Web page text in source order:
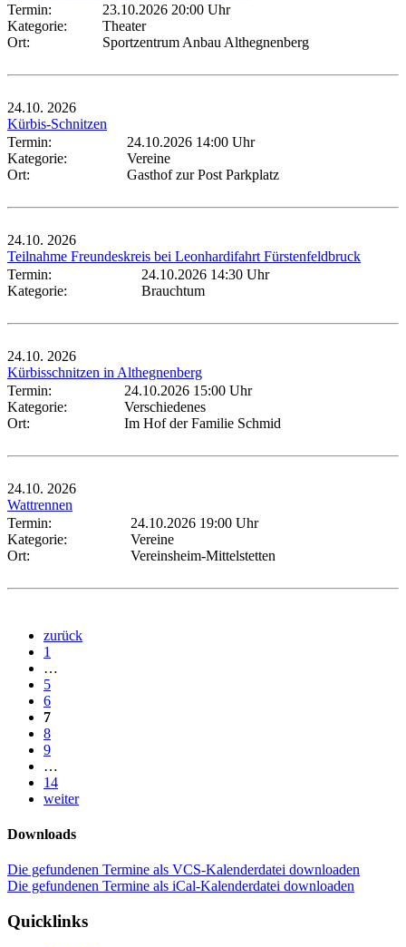
Termin:
23.10.2026 20:00 Uhr
Kategorie:
Theater
Ort:
Sportzentrum Anbau Althegnenberg
24.10. 2026
Kürbis-Schnitzen
Termin:
24.10.2026 14:00 Uhr
Kategorie:
Vereine
Ort:
Gasthof zur Post Parkplatz
24.10. 2026
Teilnahme Freundeskreis bei Leonhardifahrt Fürstenfeldbruck
Termin:
24.10.2026 14:30 Uhr
Kategorie:
Brauchtum
24.10. 2026
Kürbisschnitzen in Althegnenberg
Termin:
24.10.2026 15:00 Uhr
Kategorie:
Verschiedenes
Ort:
Im Hof der Familie Schmid
24.10. 2026
Wattrennen
Termin:
24.10.2026 19:00 Uhr
Kategorie:
Vereine
Ort:
Vereinsheim-Mittelstetten
zurück
1
…
5
6
7
8
9
…
14
weiter
Downloads
Die gefundenen Termine als VCS-Kalenderdatei downloaden
Die gefundenen Termine als iCal-Kalenderdatei downloaden
Quicklinks